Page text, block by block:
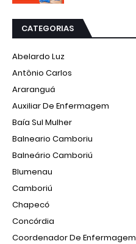
CATEGORIAS
Abelardo Luz
Antônio Carlos
Araranguá
Auxiliar De Enfermagem
Baía Sul Mulher
Balneario Camboriu
Balneário Camboriú
Blumenau
Camboriú
Chapecó
Concórdia
Coordenador De Enfermagem